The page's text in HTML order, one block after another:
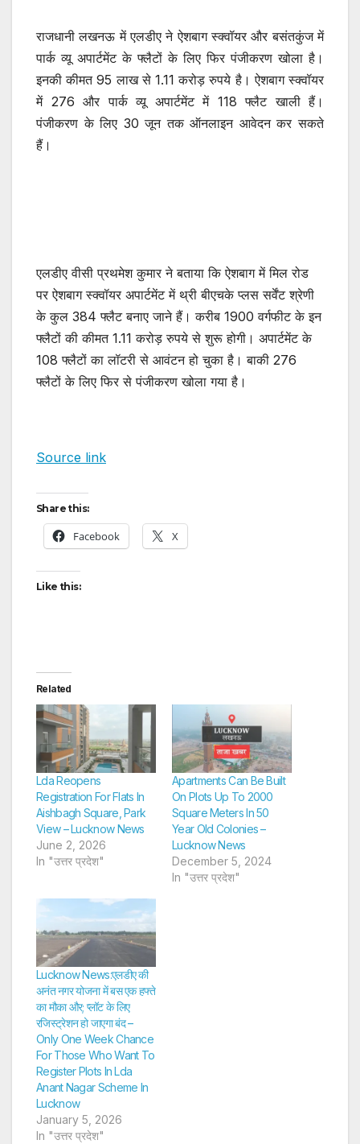
राजधानी लखनऊ में एलडीए ने ऐशबाग स्क्वॉयर और बसंतकुंज में
पार्क व्यू अपार्टमेंट के फ्लैटों के लिए फिर पंजीकरण खोला है।
इनकी कीमत 95 लाख से 1.11 करोड़ रुपये है। ऐशबाग स्क्वॉयर
में 276 और पार्क व्यू अपार्टमेंट में 118 फ्लैट खाली हैं।
पंजीकरण के लिए 30 जून तक ऑनलाइन आवेदन कर सकते
हैं।
एलडीए वीसी प्रथमेश कुमार ने बताया कि ऐशबाग में मिल रोड
पर ऐशबाग स्क्वॉयर अपार्टमेंट में थ्री बीएचके प्लस सर्वेंट श्रेणी
के कुल 384 फ्लैट बनाए जाने हैं। करीब 1900 वर्गफीट के इन
फ्लैटों की कीमत 1.11 करोड़ रुपये से शुरू होगी। अपार्टमेंट के
108 फ्लैटों का लॉटरी से आवंटन हो चुका है। बाकी 276
फ्लैटों के लिए फिर से पंजीकरण खोला गया है।
Source link
Share this:
Facebook X
Like this:
Related
Lda Reopens
Registration For Flats In
Aishbagh Square, Park
View – Lucknow News
June 2, 2026
In "उत्तर प्रदेश"
Apartments Can Be Built
On Plots Up To 2000
Square Meters In 50
Year Old Colonies –
Lucknow News
December 5, 2024
In "उत्तर प्रदेश"
Lucknow News:एलडीए की
अनंत नगर योजना में बस एक हफ्ते
का मौका और; प्लॉट के लिए
रजिस्ट्रेशन हो जाएगा बंद –
Only One Week Chance
For Those Who Want To
Register Plots In Lda
Anant Nagar Scheme In
Lucknow
January 5, 2026
In "उत्तर प्रदेश"